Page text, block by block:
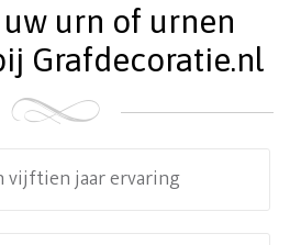
urn of urnen
Grafdecoratie.nl
vijftien jaar ervaring